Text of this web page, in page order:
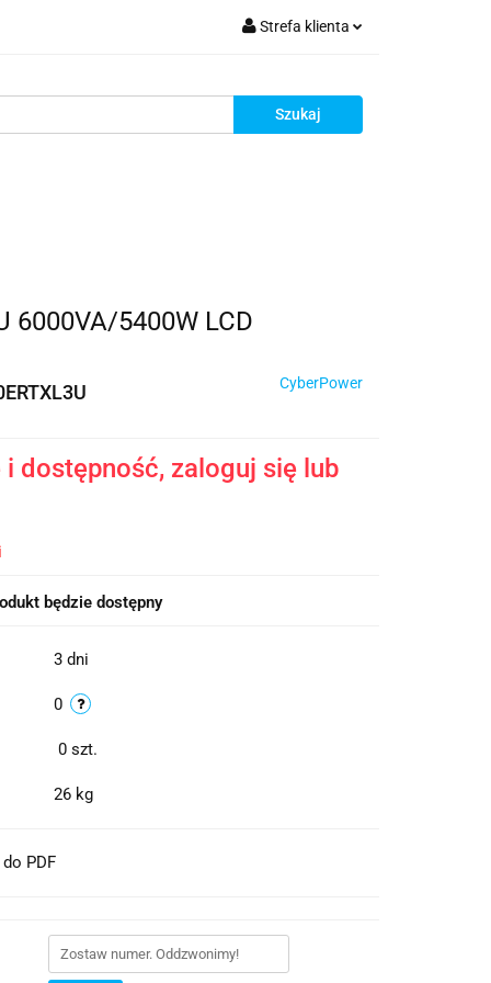
Strefa klienta
Zarejestruj się
6000VA/5400W LCD
CyberPower
i dostępność, zaloguj się lub
będzie dostępny
3 dni
0
0 szt.
26 kg
PDF